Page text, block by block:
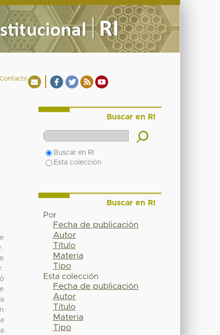
Contacto
Buscar en RI
Buscar en RI
Esta colección
Buscar en RI
Por
Fecha de publicación
Autor
Título
Materia
Tipo
Esta colección
Fecha de publicación
Autor
Título
Materia
Tipo